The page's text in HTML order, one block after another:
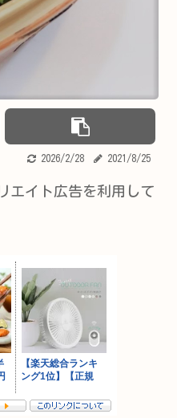
2026/2/28 2021/8/25
エイト広告を利用して